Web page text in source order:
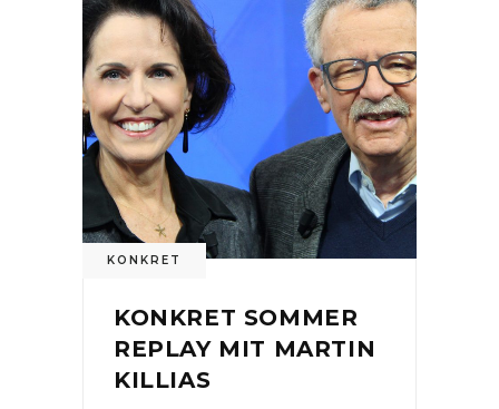
KONKRET
KONKRET SOMMER
REPLAY MIT MARTIN
KILLIAS